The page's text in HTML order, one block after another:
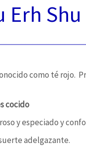
Erh
como té rojo.
cocido
y especiado y
adelgazante.